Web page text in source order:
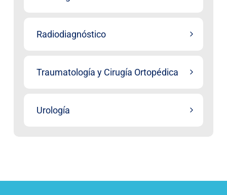
Radiodiagnóstico
Traumatología y Cirugía Ortopédica
Urología